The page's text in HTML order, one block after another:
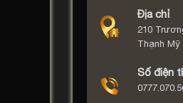
Địa chỉ
210
Thạnh
Số điện